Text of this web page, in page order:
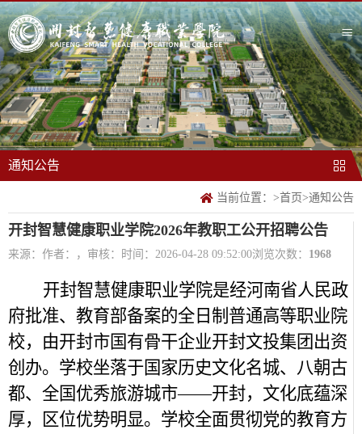
通知公告
当前位置： >首页>通知公告
开封智慧健康职业学院2026年教职工公开招聘公告
来源： 作者：，审核： 时间：2026-04-28 09:52:00浏览次数： 1968
开封智慧健康职业学院是经河南省人民政
府批准、教育部备案的全日制普通高等职业院
校，由开封市国有骨干企业开封文投集团出资
创办。学校坐落于国家历史文化名城、八朝古
都、全国优秀旅游城市——开封，文化底蕴深
厚，区位优势明显。学校全面贯彻党的教育方